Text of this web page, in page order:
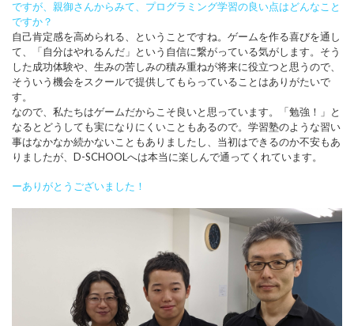
ですが、親御さんからみて、プログラミング学習の良い点はどんなこと
ですか？
自己肯定感を高められる、ということですね。ゲームを作る喜びを通し
て、「自分はやれるんだ」という自信に繋がっている気がします。そう
した成功体験や、生みの苦しみの積み重ねが将来に役立つと思うので、
そういう機会をスクールで提供してもらっていることはありがたいで
す。
なので、私たちはゲームだからこそ良いと思っています。「勉強！」と
なるとどうしても実になりにくいこともあるので。学習塾のような習い
事はなかなか続かないこともありましたし、当初はできるのか不安もあ
りましたが、D-SCHOOLへは本当に楽しんで通ってくれています。
ーありがとうございました！